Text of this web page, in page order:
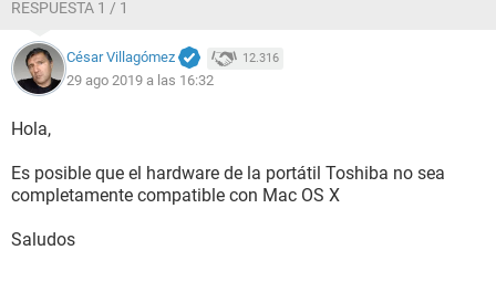
RESPUESTA 1 / 1
César Villagómez 12.316
29 ago 2019 a las 16:32
Hola,
Es posible que el hardware de la portátil Toshiba no sea
completamente compatible con Mac OS X
Saludos